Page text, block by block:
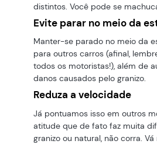
distintos. Você pode se
Evite parar no meio da
Manter-se parado no meio da
para outros carros (afinal,
todos os motoristas!), além de
danos causados pelo granizo.
Reduza a velocidade
Já pontuamos isso em outros
atitude que de fato faz muita
granizo ou natural, não corra.